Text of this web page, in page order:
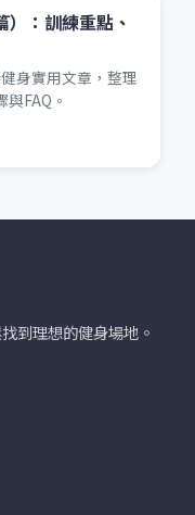
：訓練重點、
身實用文章，整理
FAQ。
到理想的健身場地。